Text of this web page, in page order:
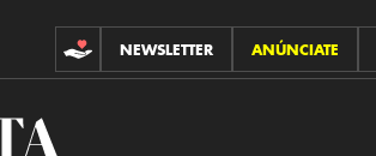
CONTRIBUCIONES
NEWSLETTER ANÚNCIATE